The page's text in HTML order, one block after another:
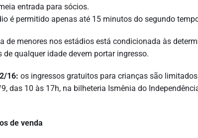
entrada para sócios.
é permitido apenas até 15 minutos do segundo
de menores nos estádios está condicionada às
de qualquer idade devem portar ingresso.
16: os ingressos gratuitos para crianças são
das 10 às 17h, na bilheteria Ismênia do
de venda